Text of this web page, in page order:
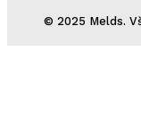
© 2025 Melds.